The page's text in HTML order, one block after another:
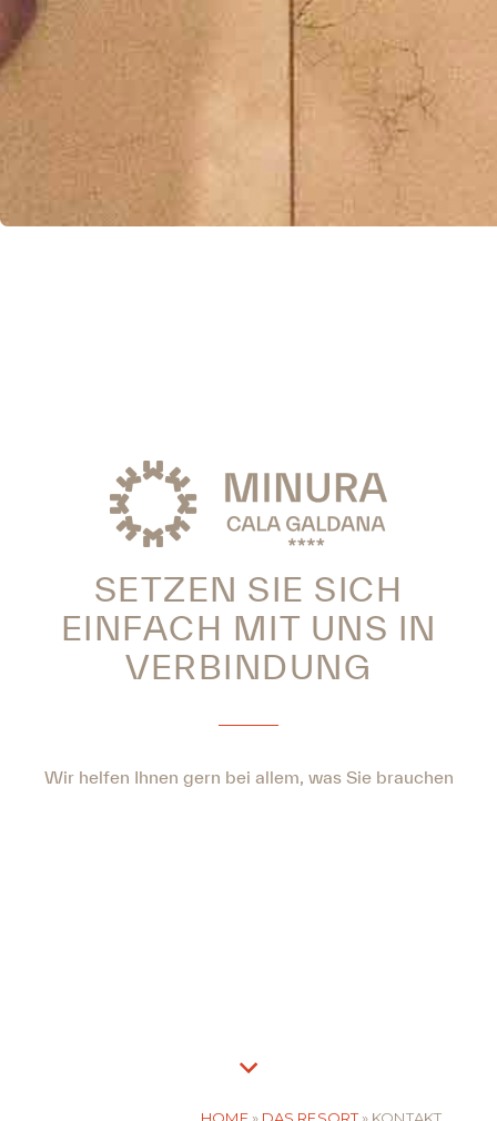
SETZEN SIE SICH
EINFACH MIT UNS IN
VERBINDUNG
Wir helfen Ihnen gern bei allem, was Sie brauchen